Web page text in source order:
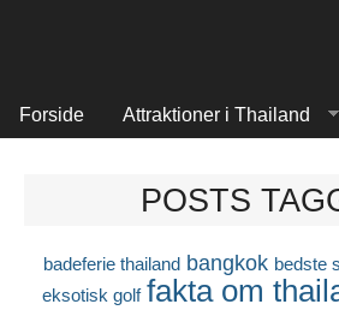
Forside Attraktioner i Thailand
POSTS
badeferie thailand bangkok bedste
eksotisk golf fakta om